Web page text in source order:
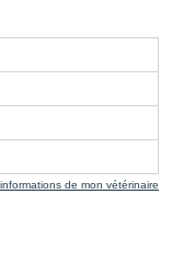
de mon vétérinaire